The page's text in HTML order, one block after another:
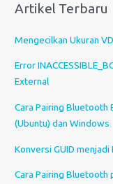
h
e
b
u
h
b
a
a
Artikel Terbaru
Mengecilkan Ukuran
Error
External
Cara Pairing Bluetooth
(Ubuntu) dan Windows
Konversi GUID
Cara Pairing Bluetooth